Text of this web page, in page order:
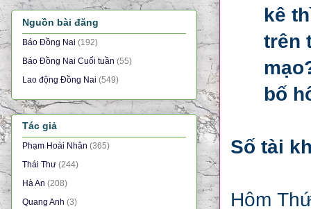
kê
trên
bố
Số tài
Hôm
Nguồn bài đăng
Báo Đồng Nai (192)
Báo Đồng Nai Cuối tuần (55)
Lao động Đồng Nai (549)
Tác giả
Phạm Hoài Nhân (365)
Thái Thư (244)
Hà An (208)
Quang Anh (3)